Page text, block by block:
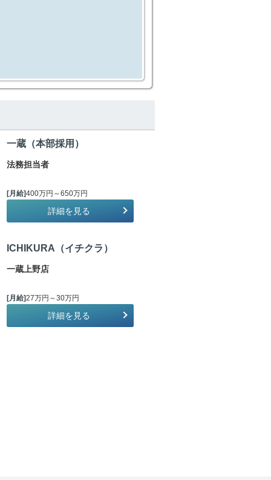
一蔵（本部採用）
法務担当者
[月給]400万円～650万円
詳細を見る
ICHIKURA（イチクラ）
一蔵上野店
[月給]27万円～30万円
詳細を見る